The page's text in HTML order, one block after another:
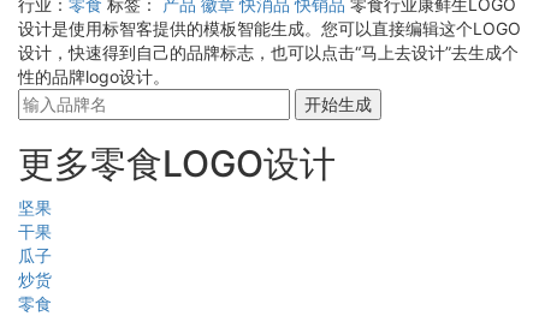
行业： 零食 标签： 产品 徽章 快消品 快销品 零食行业康鲜生LOGO
设计是使用标智客提供的模板智能生成。您可以直接编辑这个LOGO
设计，快速得到自己的品牌标志，也可以点击“马上去设计”去生成个
性的品牌logo设计。
开始生成
更多零食LOGO设计
坚果
干果
瓜子
炒货
零食